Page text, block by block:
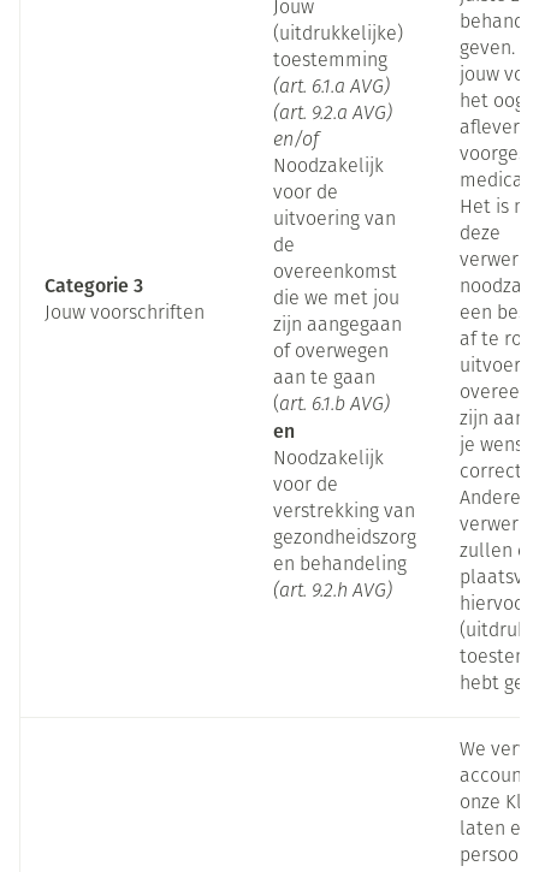
Categorie 3
Jouw voorschriften
Jouw
(uitdrukkelijke)
toestemming
(art. 6.1.a AVG)
(art. 9.2.a AVG)
en/of
Noodzakelijk
voor de
uitvoering van
de
overeenkomst
die we met jou
zijn aangegaan
of overwegen
aan te gaan
(art. 6.1.b AVG)
en
Noodzakelijk
voor de
verstrekking van
gezondheidszorg
en behandeling
(art. 9.2.h AVG)
geven.
jouw
het oog
Het is
deze
een
af te
zijn
je wenst
correct
Andere
zullen
hiervoor
hebt
We
onze
laten